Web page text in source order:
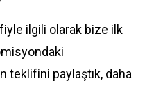
ilgili olarak bize ilk
teklifini paylaştık, daha